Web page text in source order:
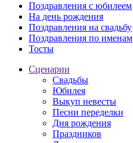
Поздравления с юбилеем
На день рождения
Поздравления на свадьбу
Поздравления по именам
Тосты
Сценарии
Свадьбы
Юбилея
Выкуп невесты
Песни переделки
Дня рождения
Праздников